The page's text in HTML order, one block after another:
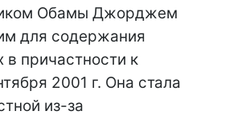
Обамы Джорджем
для содержания
причастности к
2001 г. Она стала
из-за